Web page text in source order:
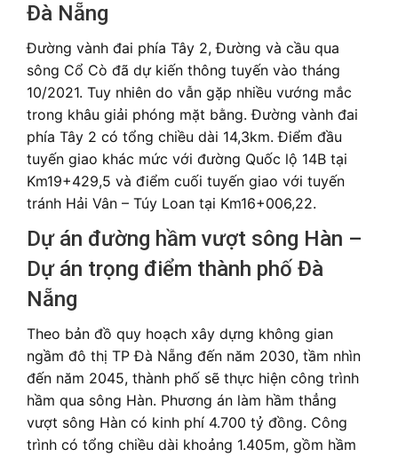
Đà Nẵng
Đường vành đai phía Tây 2, Đường và cầu qua
sông Cổ Cò đã dự kiến thông tuyến vào tháng
10/2021. Tuy nhiên do vẫn gặp nhiều vướng mắc
trong khâu giải phóng mặt bằng. Đường vành đai
phía Tây 2 có tổng chiều dài 14,3km. Điểm đầu
tuyến giao khác mức với đường Quốc lộ 14B tại
Km19+429,5 và điểm cuối tuyến giao với tuyến
tránh Hải Vân – Túy Loan tại Km16+006,22.
Dự án đường hầm vượt sông Hàn –
Dự án trọng điểm thành phố Đà
Nẵng
Theo bản đồ quy hoạch xây dựng không gian
ngầm đô thị TP Đà Nẵng đến năm 2030, tầm nhìn
đến năm 2045, thành phố sẽ thực hiện công trình
hầm qua sông Hàn. Phương án làm hầm thẳng
vượt sông Hàn có kinh phí 4.700 tỷ đồng. Công
trình có tổng chiều dài khoảng 1.405m, gồm hầm